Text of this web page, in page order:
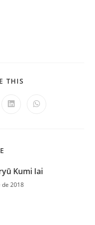
THIS
Kumi Iai
2018